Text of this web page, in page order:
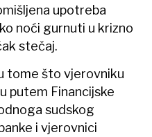
upotreba
noći gurnuti u krizno
stečaj.
tome što vjerovniku
putem Financijske
sudskog
i vjerovnici